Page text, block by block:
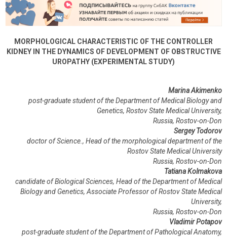
MORPHOLOGICAL CHARACTERISTIC OF THE CONTROLLER
KIDNEY IN THE DYNAMICS OF DEVELOPMENT OF OBSTRUCTIVE
UROPATHY (EXPERIMENTAL STUDY)
Marina Akimenko
post-graduate student of the Department of Medical Biology and
Genetics, Rostov State Medical University,
Russia, Rostov-on-Don
Sergey Todorov
doctor of Science., Head of the morphological department of the
Rostov State Medical University
Russia, Rostov-on-Don
Tatiana Kolmakova
candidate of Biological Sciences, Head of the Department of Medical
Biology and Genetics, Associate Professor of Rostov State Medical
University,
Russia, Rostov-on-Don
Vladimir Potapov
post-graduate student of the Department of Pathological Anatomy,